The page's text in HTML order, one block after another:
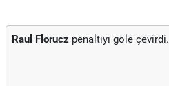
Raul Florucz penaltıyı gole çevirdi.